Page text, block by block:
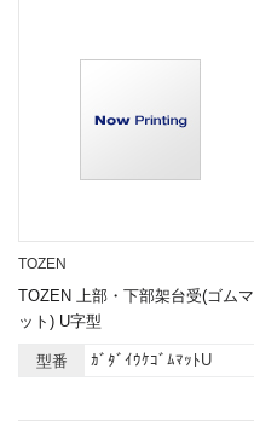
TOZEN
TOZEN 上部・下部架台受(ゴムマ
ット) U字型
型番 ｶﾞﾀﾞｲｳｹｺﾞﾑﾏｯﾄU